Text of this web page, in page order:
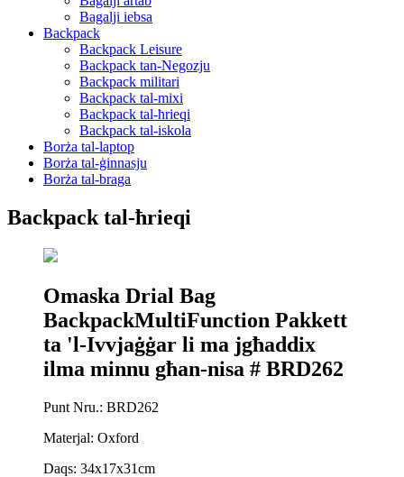
Bagalji iebsa
Backpack
Backpack Leisure
Backpack tan-Negozju
Backpack militari
Backpack tal-mixi
Backpack tal-ħrieqi
Backpack tal-iskola
Borża tal-laptop
Borża tal-ġinnasju
Borża tal-braga
Backpack tal-ħrieqi
Omaska ​​Drial Bag
BackpackMultiFunction Pakkett
ta 'l-Ivvjaġġar li ma jgħaddix
ilma minnu għan-nisa # BRD262
Punt Nru.: BRD262
Materjal: Oxford
Daqs: 34x17x31cm